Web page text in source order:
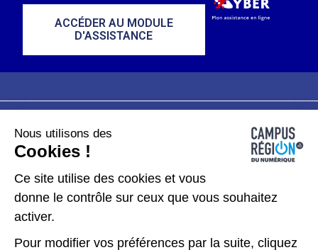
ACCÉDER AU MODULE
D'ASSISTANCE
Plan du site
Données personnelles
Gérer les cookies
Kit de communication
Nous utilisons des
Cookies !
Ce site utilise des cookies et vous
donne le contrôle sur ceux que vous souhaitez
activer.
Pour modifier vos préférences par la suite, cliquez